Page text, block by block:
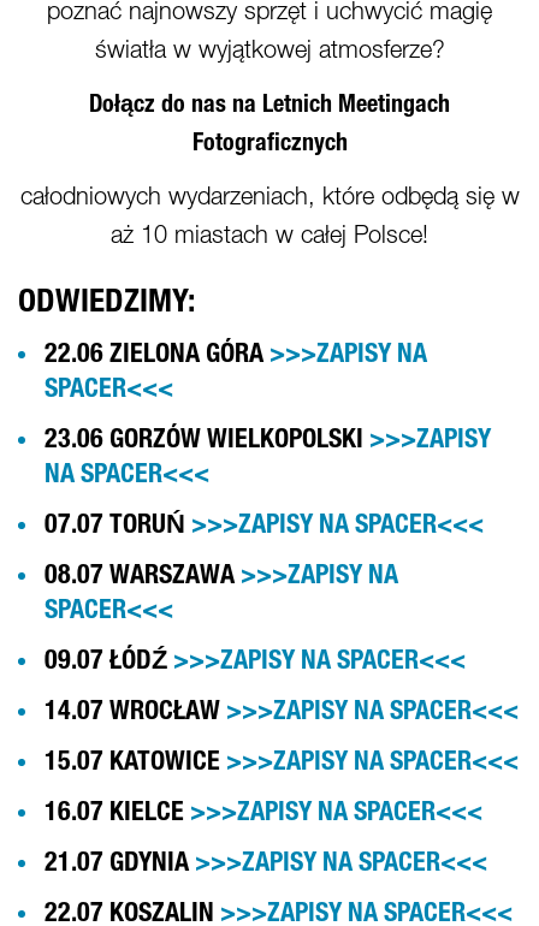
poznać najnowszy sprzęt i uchwycić magię
światła w wyjątkowej atmosferze?
Dołącz do nas na Letnich Meetingach
Fotograficznych
całodniowych wydarzeniach, które odbędą się w
aż 10 miastach w całej Polsce!
ODWIEDZIMY:
22.06 ZIELONA GÓRA >>>ZAPISY NA
SPACER<<<
23.06 GORZÓW WIELKOPOLSKI >>>ZAPISY
NA SPACER<<<
07.07 TORUŃ >>>ZAPISY NA SPACER<<<
08.07 WARSZAWA >>>ZAPISY NA
SPACER<<<
09.07 ŁÓDŹ >>>ZAPISY NA SPACER<<<
14.07 WROCŁAW >>>ZAPISY NA SPACER<<<
15.07 KATOWICE >>>ZAPISY NA SPACER<<<
16.07 KIELCE >>>ZAPISY NA SPACER<<<
21.07 GDYNIA >>>ZAPISY NA SPACER<<<
22.07 KOSZALIN >>>ZAPISY NA SPACER<<<